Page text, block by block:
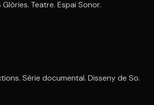
Teatre. Espai Sonor.
Sèrie documental. Disseny de So.